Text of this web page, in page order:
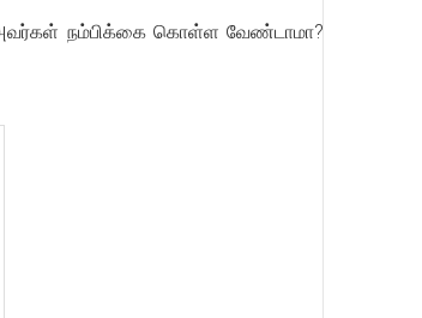
அவர்கள் நம்பிக்கை கொள்ள வேண்டாமா?